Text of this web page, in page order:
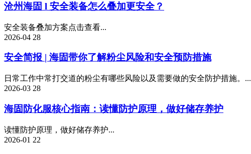
沧州海固 l 安全装备怎么叠加更安全？
安全装备叠加方案点击查看...
2026-04 28
安全简报 | 海固带你了解粉尘风险和安全预防措施
日常工作中常打交道的粉尘有哪些风险以及需要做的安全防护措施。...
2026-03 28
海固防化服核心指南：读懂防护原理，做好储存养护
读懂防护原理，做好储存养护...
2026-01 22